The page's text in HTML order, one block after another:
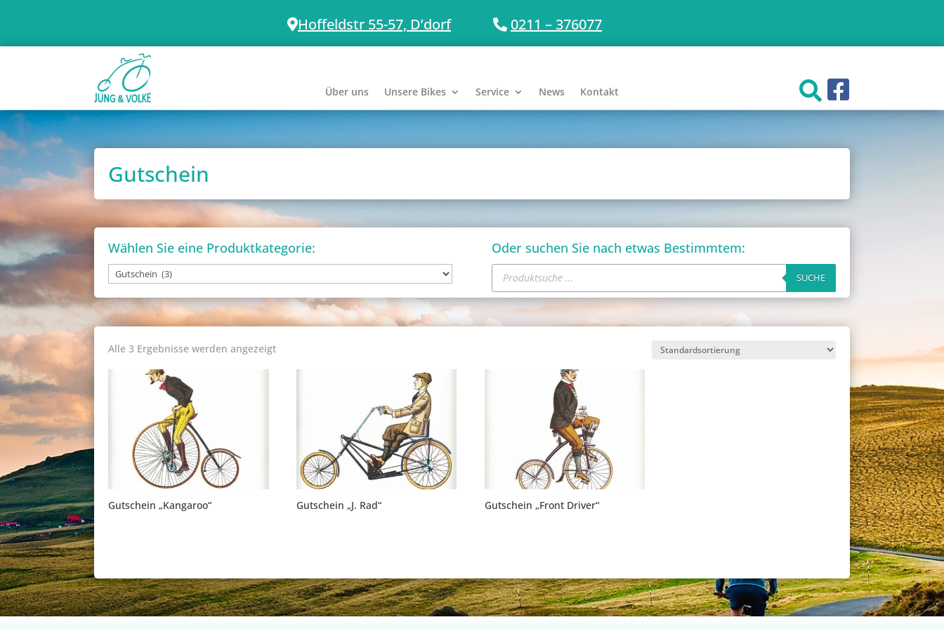
Hoffeldstr 55-57, D’dorf 0211 – 376077
Über uns Unsere Bikes Service News Kontakt
Gutschein
Wählen Sie eine Produktkategorie: Oder suchen Sie nach etwas Bestimmtem:
Products
search SUCHE
Alle 3 Ergebnisse werden angezeigt
Gutschein „Kangaroo“ Gutschein „J. Rad“ Gutschein „Front Driver“